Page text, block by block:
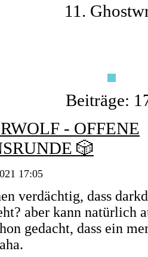
11.
Beiträge:
- OFFENE
🎲
17:05
verdächtig, dass
aber kann natürlich
gedacht, dass ein